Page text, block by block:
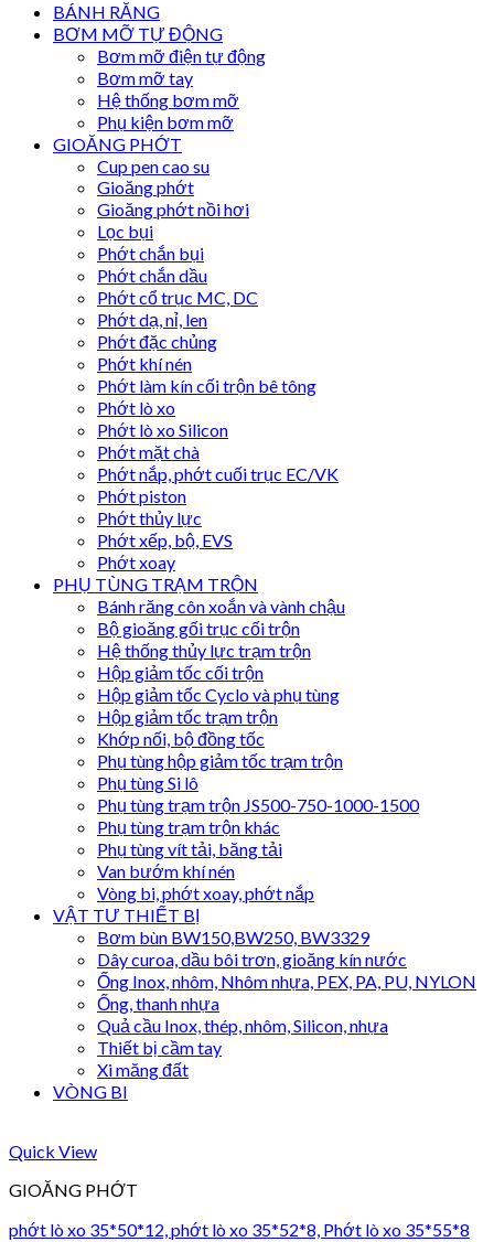
BÁNH RĂNG
BƠM MỠ TỰ ĐỘNG
Bơm mỡ điện tự động
Bơm mỡ tay
Hệ thống bơm mỡ
Phụ kiện bơm mỡ
GIOĂNG PHỚT
Cup pen cao su
Gioăng phớt
Gioăng phớt nồi hơi
Lọc bụi
Phớt chắn bụi
Phớt chắn dầu
Phớt cổ trục MC, DC
Phớt dạ, nỉ, len
Phớt đặc chủng
Phớt khí nén
Phớt làm kín cối trộn bê tông
Phớt lò xo
Phớt lò xo Silicon
Phớt mặt chà
Phớt nắp, phớt cuối trục EC/VK
Phớt piston
Phớt thủy lực
Phớt xếp, bộ, EVS
Phớt xoay
PHỤ TÙNG TRẠM TRỘN
Bánh răng côn xoắn và vành chậu
Bộ gioăng gối trục cối trộn
Hệ thống thủy lực trạm trộn
Hộp giảm tốc cối trộn
Hộp giảm tốc Cyclo và phụ tùng
Hộp giảm tốc trạm trộn
Khớp nối, bộ đồng tốc
Phụ tùng hộp giảm tốc trạm trộn
Phụ tùng Si lô
Phụ tùng trạm trộn JS500-750-1000-1500
Phụ tùng trạm trộn khác
Phụ tùng vít tải, băng tải
Van bướm khí nén
Vòng bi, phớt xoay, phớt nắp
VẬT TƯ THIẾT BỊ
Bơm bùn BW150,BW250, BW3329
Dây curoa, dầu bôi trơn, gioăng kín nước
Ống Inox, nhôm, Nhôm nhựa, PEX, PA, PU, NYLON
Ống, thanh nhựa
Quả cầu Inox, thép, nhôm, Silicon, nhựa
Thiết bị cầm tay
Xi măng đất
VÒNG BI
Quick View
GIOĂNG PHỚT
phớt lò xo 35*50*12, phớt lò xo 35*52*8, Phớt lò xo 35*55*8